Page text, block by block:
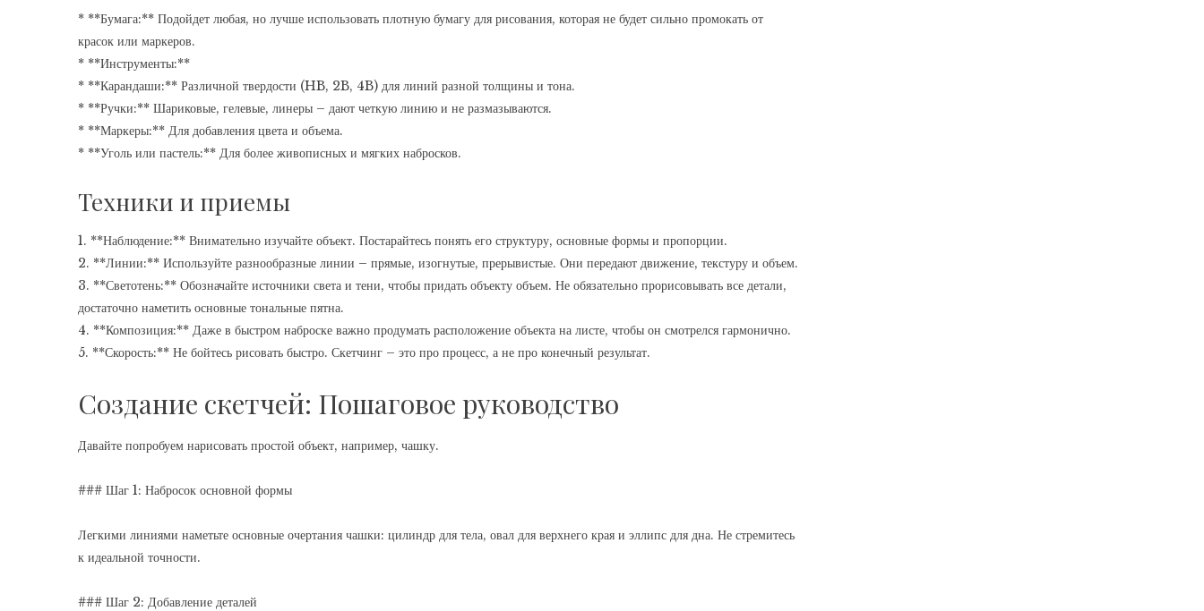
* **Бумага:** Подойдет любая, но лучше использовать плотную бумагу для рисования, которая не будет сильно промокать от
красок или маркеров.
* **Инструменты:**
* **Карандаши:** Различной твердости (HB, 2B, 4B) для линий разной толщины и тона.
* **Ручки:** Шариковые, гелевые, линеры – дают четкую линию и не размазываются.
* **Маркеры:** Для добавления цвета и объема.
* **Уголь или пастель:** Для более живописных и мягких набросков.
Техники и приемы
1. **Наблюдение:** Внимательно изучайте объект. Постарайтесь понять его структуру, основные формы и пропорции.
2. **Линии:** Используйте разнообразные линии – прямые, изогнутые, прерывистые. Они передают движение, текстуру и объем.
3. **Светотень:** Обозначайте источники света и тени, чтобы придать объекту объем. Не обязательно прорисовывать все детали,
достаточно наметить основные тональные пятна.
4. **Композиция:** Даже в быстром наброске важно продумать расположение объекта на листе, чтобы он смотрелся гармонично.
5. **Скорость:** Не бойтесь рисовать быстро. Скетчинг – это про процесс, а не про конечный результат.
Создание скетчей: Пошаговое руководство
Давайте попробуем нарисовать простой объект, например, чашку.
### Шаг 1: Набросок основной формы
Легкими линиями наметьте основные очертания чашки: цилиндр для тела, овал для верхнего края и эллипс для дна. Не стремитесь
к идеальной точности.
### Шаг 2: Добавление деталей